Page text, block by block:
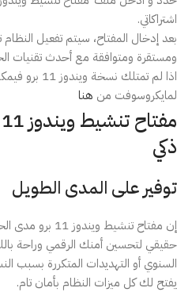
اشتراكاتي.
بعد إدخال المفتاح، سيتم تفعيل النظام
ومستقرة ومتوافقة مع أحدث تقنيات
اذا لم تمتلك
لمايكروسوفت من هنا
ذكي
توفير على المدى الطويل
إن مفتاح تنشيط
حقيقي لتحسين أمنك الرقمي وراحة
السنوي أو التهديدات المتكررة بسبب
يفتح لك كل ميزات النظام بأمان تام.